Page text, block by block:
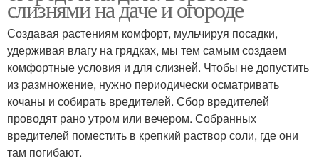
Ядовитые слизни Слизни в доме
Слизни на огороде Ловушки для слизней
слизнями на даче и огороде
Создавая растениям комфорт, мульчируя посадки,
удерживая влагу на грядках, мы тем самым создаем
комфортные условия и для слизней. Чтобы не допустить
из размножение, нужно периодически осматривать
кочаны и собирать вредителей. Сбор вредителей
проводят рано утром или вечером. Собранных
вредителей поместить в крепкий раствор соли, где они
там погибают.